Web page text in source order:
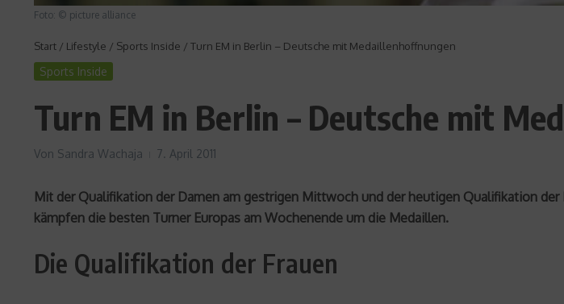
Foto: © picture alliance
Start / Lifestyle / Sports Inside / Turn EM in Berlin – Deutsche mit Medaillenhoffnungen
Sports Inside
Turn EM in Berlin – Deutsche mit
Von Sandra Wachaja 7. April 2011
Mit der Qualifikation der Damen am gestrigen Mittwoch und der heutigen Qualifikation
kämpfen die besten Turner Europas am Wochenende um die Medaillen.
Die Qualifikation der Frauen